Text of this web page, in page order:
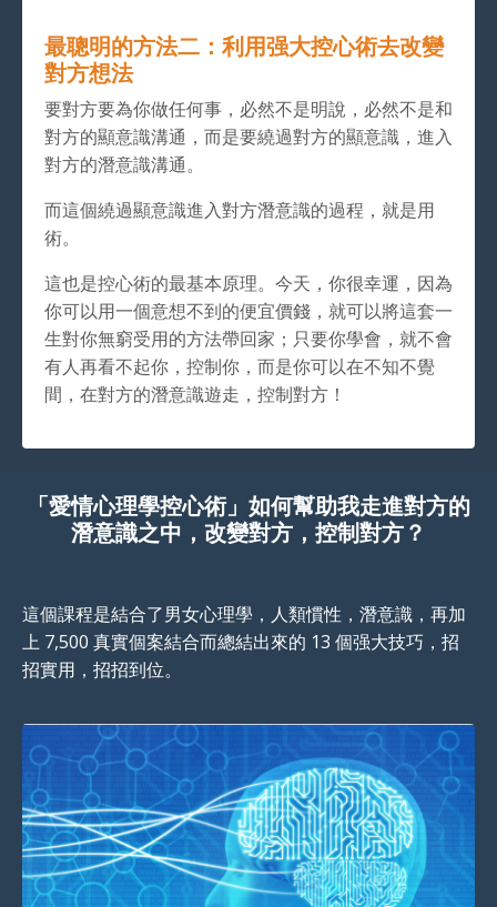
最聰明的方法二：利用强大控心術去改變
對方想法
要對方要為你做任何事，必然不是明說，必然不是和
對方的顯意識溝通，而是要繞過對方的顯意識，進入
對方的潛意識溝通。
而這個繞過顯意識進入對方潛意識的過程，就是用
術。
這也是控心術的最基本原理。今天，你很幸運，因為
你可以用一個意想不到的便宜價錢，就可以將這套一
生對你無窮受用的方法帶回家；只要你學會，就不會
有人再看不起你，控制你，而是你可以在不知不覺
間，在對方的潛意識遊走，控制對方！
「愛情心理學控心術」如何幫助我走進對方的
潛意識之中，改變對方，控制對方？
這個課程是結合了男女心理學，人類慣性，潛意識，再加
上 7,500 真實個案結合而總結出來的 13 個强大技巧，招
招實用，招招到位。